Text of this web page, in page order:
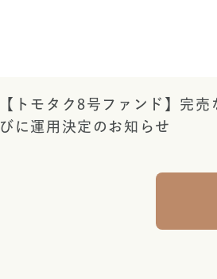
【トモタク8号ファンド】完売
びに運用決定のお知らせ